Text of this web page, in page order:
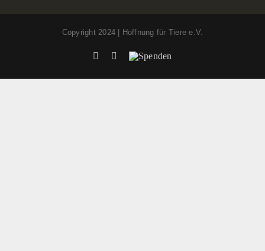
Copyright 2024 | Hoffnung für Tiere e.V.
FacebookInstagram
Spenden